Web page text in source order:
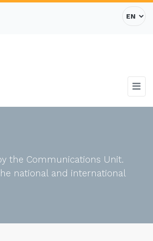
the Communications Unit.
national and international